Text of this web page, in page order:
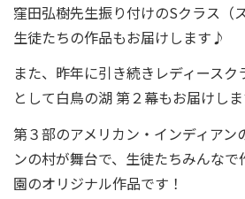
窪田弘樹先生振り付けのSクラス（
生徒たちの作品もお届けします♪
また、昨年に引き続きレディース
として白鳥の湖 第２幕もお届けしま
第３部のアメリカン・インディアン
ンの村が舞台で、生徒たちみんな
園のオリジナル作品です！